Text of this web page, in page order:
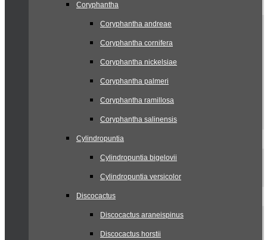
Coryphantha
Coryphantha andreae
Coryphantha cornifera
Coryphantha nickelsiae
Coryphantha palmeri
Coryphantha ramillosa
Coryphantha salinensis
Cylindropuntia
Cylindropuntia bigelovii
Cylindropuntia versicolor
Discocactus
Discocactus araneispinus
Discocactus horstii